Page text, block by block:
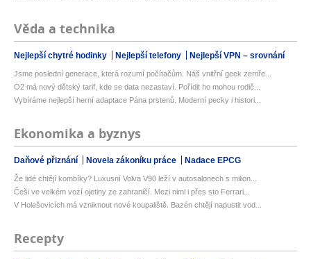
Věda a technika
Nejlepší chytré hodinky Nejlepší telefony Nejlepší VPN – srovnání
Jsme poslední generace, která rozumí počítačům. Náš vnitřní geek zemře...
O2 má nový dětský tarif, kde se data nezastaví. Pořídit ho mohou rodič...
Vybíráme nejlepší herní adaptace Pána prstenů. Moderní pecky i histori...
Ekonomika a byznys
Daňové přiznání Novela zákoníku práce Nadace EPCG
Že lidé chtějí kombíky? Luxusní Volva V90 leží v autosalonech s milion...
Češi ve velkém vozí ojetiny ze zahraničí. Mezi nimi i přes sto Ferrari...
V Holešovicích má vzniknout nové koupaliště. Bazén chtějí napustit vod...
Recepty